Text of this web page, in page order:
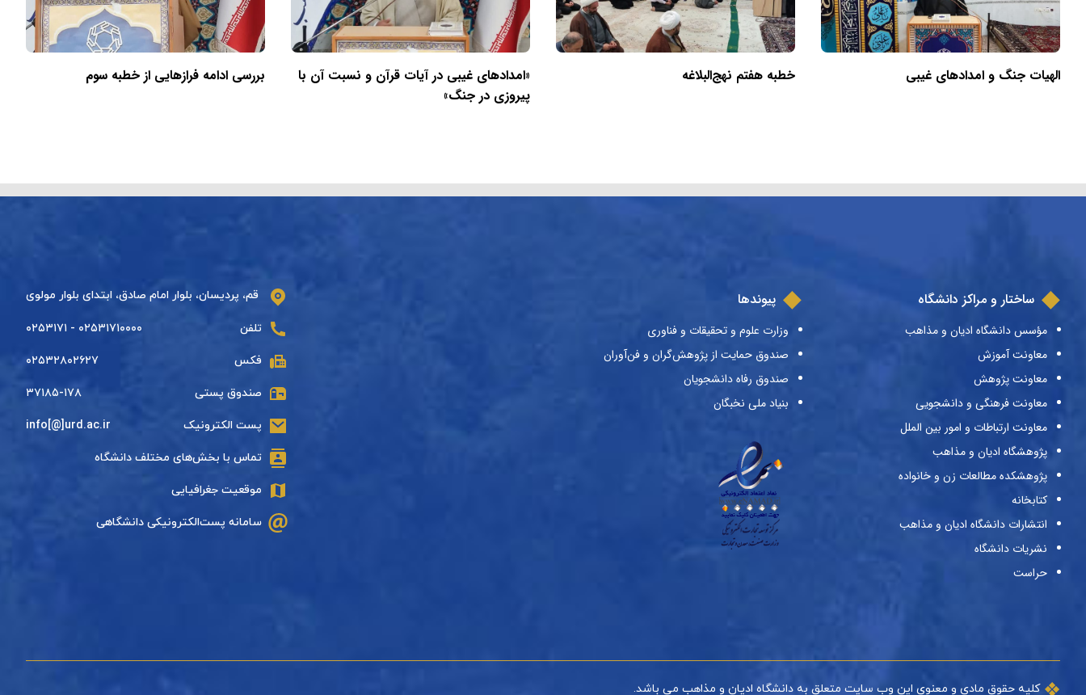
الهیات جنگ و امدادهای غیبی خطبه هفتم نهج‌البلاغه
«امدادهای غیبی در آیات قرآن و نسبت آن با
پیروزی در جنگ»
بررسی ادامه فرازهایی از خطبه سوم
ساختار و مراکز دانشگاه
مؤسس دانشگاه ادیان و مذاهب
معاونت آموزش
معاونت پژوهش
معاونت فرهنگی و دانشجویی
معاونت ارتباطات و امور بین الملل
پژوهشگاه ادیان و مذاهب
پژوهشکده مطالعات زن و خانواده
کتابخانه
انتشارات دانشگاه ادیان و مذاهب
نشریات دانشگاه
حراست
پیوندها
وزارت علوم و تحقیقات و فناوری
صندوق حمایت از پژوهش‌گران و فن‌آوران
صندوق رفاه دانشجویان
بنیاد ملی نخبگان
قم، پردیسان، بلوار امام صادق، ابتدای بلوار مولوی
تلفن ۰۲۵۳۱۷۱۰۰۰۰ - ۰۲۵۳۱۷۱
فکس ۰۲۵۳۲۸۰۲۶۲۷
صندوق پستی ۳۷۱۸۵-۱۷۸
پست الکترونیک info[@]urd.ac.ir
تماس با بخش‌های مختلف دانشگاه
موقعیت جغرافیایی
سامانه پست‌الکترونیکی دانشگاهی
کلیه حقوق مادی و معنوی این وب سایت متعلق به دانشگاه ادیان و مذاهب می باشد.